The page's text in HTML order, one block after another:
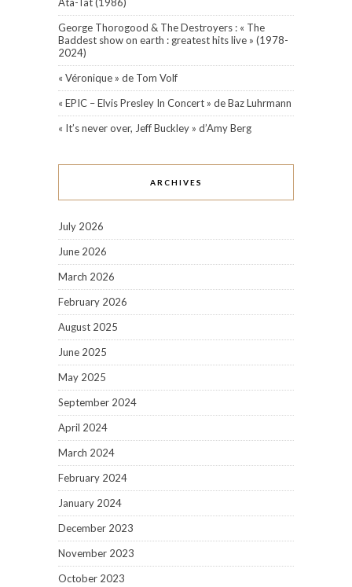
Ata-Tat (1986)
George Thorogood & The Destroyers : « The
Baddest show on earth : greatest hits live » (1978-
2024)
« Véronique » de Tom Volf
« EPIC – Elvis Presley In Concert » de Baz Luhrmann
« It’s never over, Jeff Buckley » d’Amy Berg
ARCHIVES
July 2026
June 2026
March 2026
February 2026
August 2025
June 2025
May 2025
September 2024
April 2024
March 2024
February 2024
January 2024
December 2023
November 2023
October 2023